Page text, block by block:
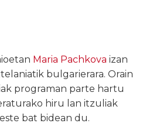
Maria Pachkova izan
bulgarierara. Orain
programan parte hartu
hiru lan itzuliak
bat bidean du.